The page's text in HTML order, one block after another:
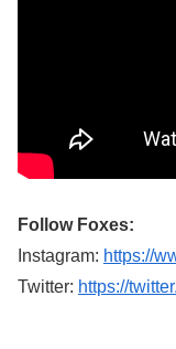
Follow Foxes:
Instagram: https://
Twitter: https://